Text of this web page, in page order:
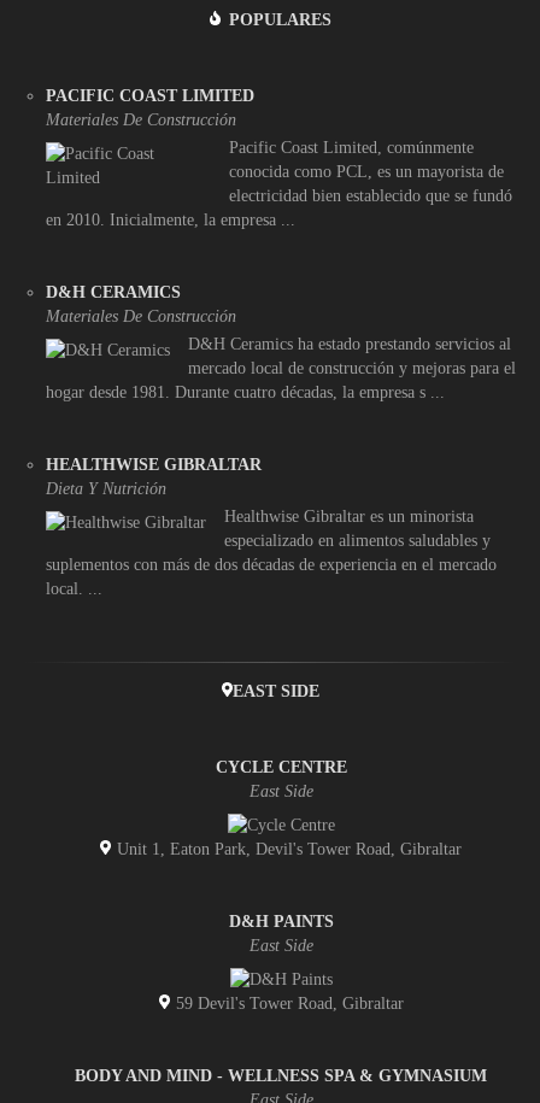
POPULARES
PACIFIC COAST LIMITED
Materiales De Construcción
Pacific Coast Limited, comúnmente
conocida como PCL, es un mayorista de
electricidad bien establecido que se fundó
en 2010. Inicialmente, la empresa ...
D&H CERAMICS
Materiales De Construcción
D&H Ceramics ha estado prestando servicios al
mercado local de construcción y mejoras para el
hogar desde 1981. Durante cuatro décadas, la empresa s ...
HEALTHWISE GIBRALTAR
Dieta Y Nutrición
Healthwise Gibraltar es un minorista
especializado en alimentos saludables y
suplementos con más de dos décadas de experiencia en el mercado
local. ...
EAST SIDE
CYCLE CENTRE
East Side
Unit 1, Eaton Park, Devil's Tower Road, Gibraltar
D&H PAINTS
East Side
59 Devil's Tower Road, Gibraltar
BODY AND MIND - WELLNESS SPA & GYMNASIUM